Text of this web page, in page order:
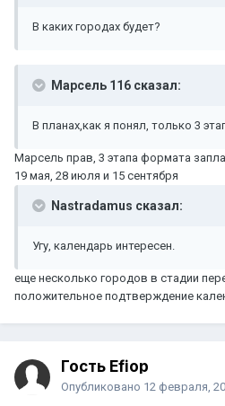
В каких городах будет?
Марсель 116 сказал:
В планах,как я понял, только 3
Марсель прав, 3 этапа формата
19 мая, 28 июля и 15 сентября
Nastradamus сказал:
Угу, календарь интересен.
еще несколько городов в стадии
положительное подтверждение
Гость Efiop
Опубликовано 12 февраля,